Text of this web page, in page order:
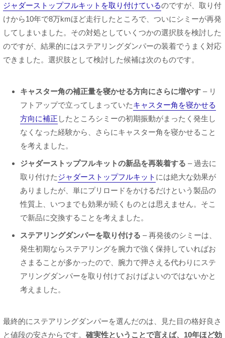
ジャダーストップフルキットを取り付けているのですが、取り付
けから10年で8万kmほど走行したところで、ついにシミーが再発
してしまいました。その対処としていくつかの選択肢を検討した
のですが、結果的にはステアリングダンパーの装着でうまく対応
できました。選択肢として検討した候補は次のものです。
キャスター角の補正量を寝かせる方向にさらに増やす – リ
フトアップで立ってしまっていたキャスター角を寝かせる
方向に補正 したところシミーの初期振動がまったく発生し
なくなった経験から、さらにキャスター角を寝かせること
を考えました。
ジャダーストップフルキットの新品を再装着する – 過去に
取り付けたジャダーストップフルキット には絶大な効果が
ありましたが、単にプリロードをかけるだけという製品の
性質上、いつまでも効果が続くものとは思えません。そこ
で新品に交換することを考えました。
ステアリングダンパーを取り付ける – 再発後のシミーは、
発生初期ならステアリングを腕力で強く保持していればお
さまることが多かったので、腕力で押さえる代わりにステ
アリングダンパーを取り付けておけばよいのではないかと
考えました。
最終的にステアリングダンパーを選んだのは、見た目の格好良さ
と値段の安さからです。 確実性ということで言えば、10年ほど効